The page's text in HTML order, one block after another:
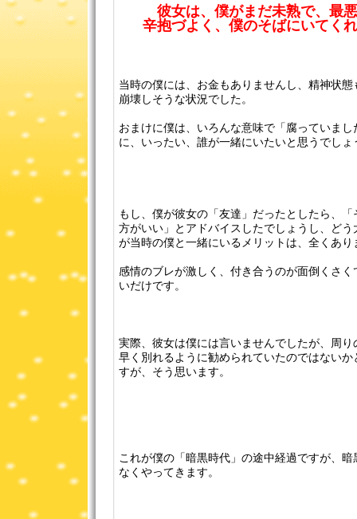
彼女は、僕がまだ未熟で、最
辛抱づよく、僕のそばにいてく
当時の僕には、お金もありませんし、精神状
崩壊しそうな状況でした。
おまけに僕は、いろんな意味で「腐っていま
に、いったい、誰が一緒にいたいと思うでしょ
もし、僕が彼女の「友達」だったとしたら、
方がいい」とアドバイスしたでしょうし、ど
が当時の僕と一緒にいるメリットは、全くあり
感情のブレが激しく、付き合うのが面倒くさ
いだけです。
実際、彼女は僕には言いませんでしたが、周
早く別れるように勧められていたのではない
すが、そう思います。
これが僕の「暗黒時代」の途中経過ですが、
なくやってきます。